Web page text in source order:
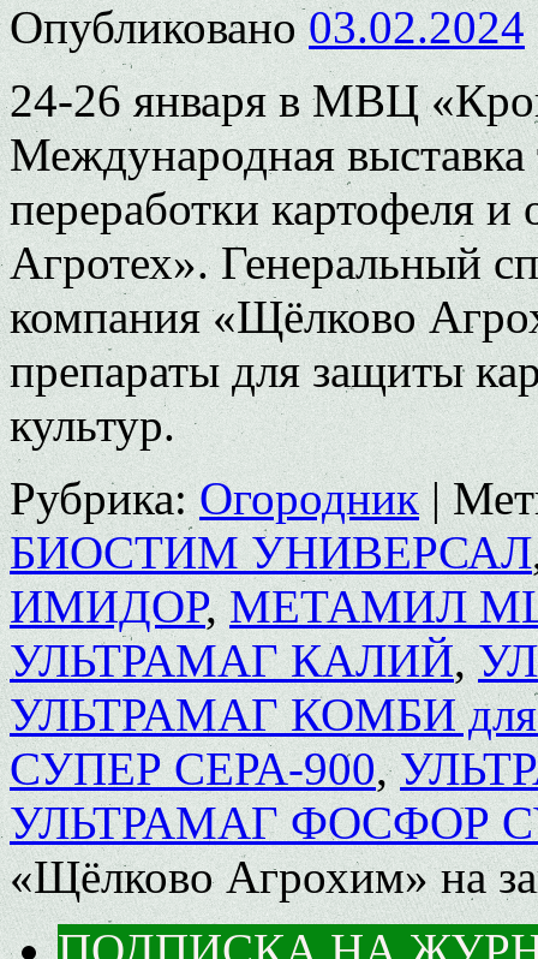
Опубликовано 03.02.2024
24-26 января в МВЦ
Международная выставка
переработки картофеля
Агротех». Генеральный
компания «Щёлково
препараты для защиты
культур.
Рубрика: Огородник |
БИОСТИМ УНИВЕРСАЛ
ИМИДОР,МЕТАМИЛ
УЛЬТРАМАГ КАЛИЙ,
УЛЬТРАМАГ КОМБИ для
СУПЕР СЕРА-900,
УЛЬТРАМАГ ФОСФОР
«Щёлково Агрохим» на